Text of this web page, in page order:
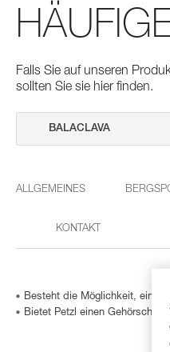
Falls Sie auf unseren
sollten Sie sie hier finden.
ALLGEMEINES
KONTAKT
Besteht die Möglichkeit, einen
Bietet Petzl einen Gehörschutz